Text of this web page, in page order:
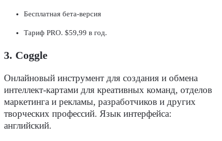
Бесплатная бета-версия
Тариф PRO. $59,99 в год.
3. Coggle
Онлайновый инструмент для создания и обмена
интеллект-картами для креативных команд, отделов
маркетинга и рекламы, разработчиков и других
творческих профессий. Язык интерфейса:
английский.